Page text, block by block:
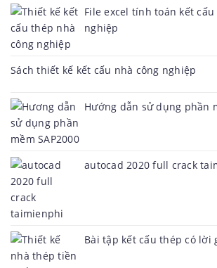
File excel tính toán kết
nghiệp
Sách thiết kế kết cấu nhà công nghiệp
Hướng dẫn sử dụng phần
autocad 2020 full crack
Bài tập kết cấu thép có lời